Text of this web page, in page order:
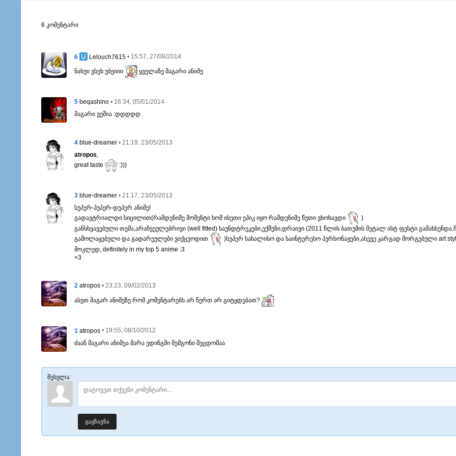
6 კომენტარი
6 Lelouch7615 • 15:57, 27/08/2014
ნახუი ვსეხ უბეიიი ყველაზე მაგარი ანიმე
5 beqashino • 16:34, 05/01/2014
მაგარი ვეშია :დდდდდ
4 blue-dreamer • 21:19, 23/05/2013
atropos,
great taste
:)))
3 blue-dreamer • 21:17, 23/05/2013
სუპერ-პუპერ-დუპერ ანიმე!
გადავტრიალდი სიცილით(რამდენიმე მომენტი ხომ ისეთი ეპიკ იყო რამდენიმე წუთი ვხოხავდი
)
განსხვავებული თემა,არაჩვეულებრივი (well fitted) საუნდტრეკები,ექშენი,დრაივი (2011 წლის ბათუმის მეტალ ისტ ფესტი
გამოლაყებული და გადარეულები ვიქცეოდით
)სუპერ სახალისო და საინტერესო პერსონაჟები,ასევე კარგად მორგებული art
მოკლედ, definitely in my top 5 anime :3
<3
2 atropos • 23:23, 09/02/2013
ასეთ მაგარ ანიმეზე რომ კომენტარებს არ წერთ არ გიტყდებათ?
1 atropos • 19:55, 08/10/2012
ძაან მაგარი ანიმეა მარა ედინგში მემგონი შეცდომაა
შესვლა:
გაგზავნა